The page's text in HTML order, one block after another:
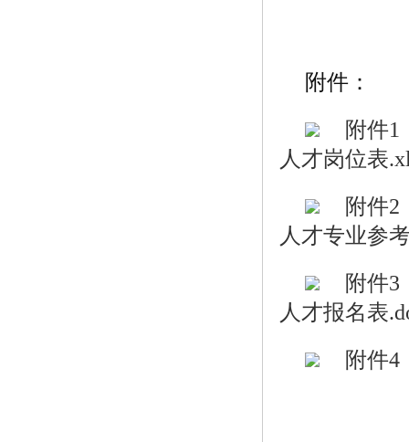
附件：
附件1
人才岗位表
附件2
人才专业参
附件3
人才报名表
附件4